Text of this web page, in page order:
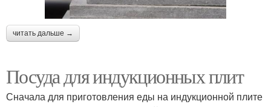
читать дальше →
Посуда для индукционных плит
Сначала для приготовления еды на индукционной плите